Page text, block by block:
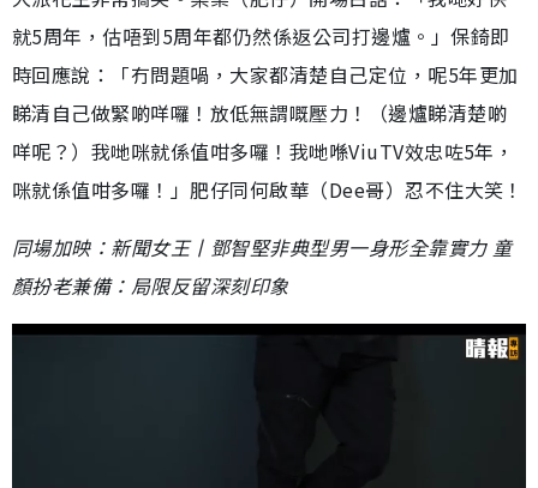
就5周年，估唔到5周年都仍然係返公司打邊爐。」保錡即
時回應說：「冇問題喎，大家都清楚自己定位，呢5年更加
睇清自己做緊啲咩囉！放低無謂嘅壓力！（邊爐睇清楚啲
咩呢？）我哋咪就係值咁多囉！我哋喺ViuTV效忠咗5年，
咪就係值咁多囉！」肥仔同何啟華（Dee哥）忍不住大笑！
同場加映：新聞女王丨鄧智堅非典型男一身形全靠實力 童
顏扮老兼備：局限反留深刻印象